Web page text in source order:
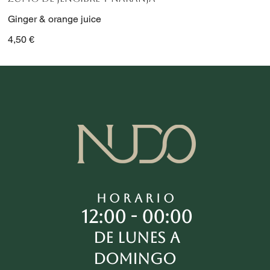
Ginger & orange juice
4,50 €
De lunes a
domingo
12:00 - 00:00
HORARIO